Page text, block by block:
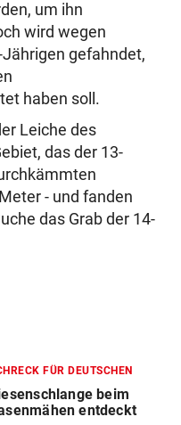
um ihn
wird wegen
gefahndet,
haben soll.
Leiche des
das der 13-
- und fanden
das Grab der 14-
FÜR DEUTSCHEN
beim
entdeckt